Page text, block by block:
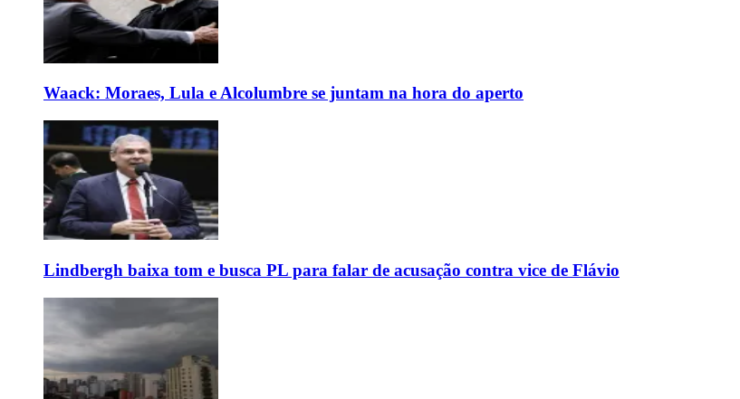
Waack: Moraes, Lula e Alcolumbre se juntam na hora do aperto
Lindbergh baixa tom e busca PL para falar de acusação contra vice de Flávio